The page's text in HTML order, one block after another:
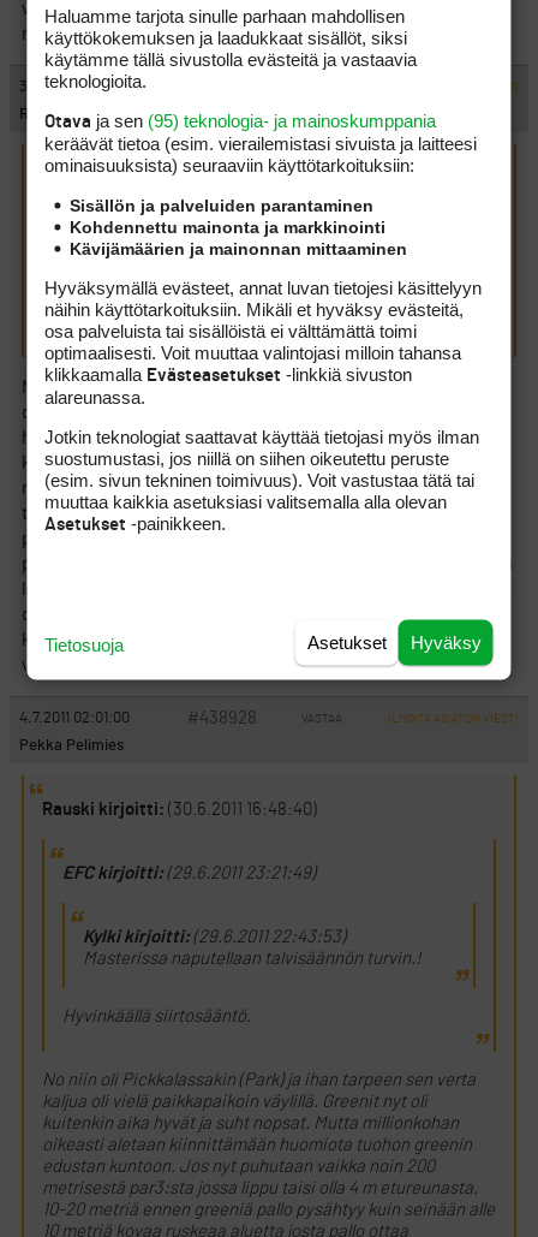
varmaankaan mee kauaakaan kun on vallan erinomainen koska
meitin kenttämesu on sevverta hyvä jätkä.
30.6.2011 19:48:00 ILMOITA ASIATON VIESTI
Rauski
(29.6.2011 23:21:49)
Kylki kirjoitti:(29.6.2011 22:43:53)
Masterissa naputellaan talvisäännön turvin.!
Hyvinkäällä siirtosääntö.
No niin oli Pickkalassakin (Park) ja ihan tarpeen sen verta kaljua
oli vielä paikkapaikoin väylillä. Greenit nyt oli kuitenkin aika
hyvät ja suht nopsat. Mutta millionkohan oikeasti aletaan
kiinnittämään huomiota tuohon greenin edustan kuntoon. Jos
nyt puhutaan vaikka noin 200 metrisestä par3:sta jossa lippu
taisi olla 4 m etureunasta. 10-20 metriä ennen greeniä pallo
pysähtyy kuin seinään alle 10 metriä kovaa ruskeaa aluetta josta
pallo ottaa hitonmoisen pompun ja päätyy noin 15 metrin päähän
onneksi kuitenkin par hyvän putin ansiosta vaikka alamäkeä
koko matka olikin. Onhan se kaikille tietty sama, mutta jotenkin
vaan alkaa tuollaiset harmittamaan jonkun puolesta.
4.7.2011 02:01:00 #438928 VASTAA ILMOITA ASIATON VIESTI
Pekka Pelimies
Rauski kirjoitti: (30.6.2011 16:48:40)
EFC kirjoitti:(29.6.2011 23:21:49)
Kylki kirjoitti:(29.6.2011 22:43:53)
Masterissa naputellaan talvisäännön turvin.!
Hyvinkäällä siirtosääntö.
No niin oli Pickkalassakin (Park) ja ihan tarpeen sen verta
kaljua oli vielä paikkapaikoin väylillä. Greenit nyt oli
kuitenkin aika hyvät ja suht nopsat. Mutta millionkohan
oikeasti aletaan kiinnittämään huomiota tuohon greenin
edustan kuntoon. Jos nyt puhutaan vaikka noin 200
metrisestä par3:sta jossa lippu taisi olla 4 m etureunasta.
10-20 metriä ennen greeniä pallo pysähtyy kuin seinään alle
10 metriä kovaa ruskeaa aluetta josta pallo ottaa
Haluamme tarjota sinulle parhaan mahdollisen
käyttökokemuksen ja laadukkaat sisällöt, siksi
käytämme tällä sivustolla evästeitä ja vastaavia
teknologioita.
Otava ja sen (95) teknologia- ja mainoskumppania
keräävät tietoa (esim. vierailemis­tasi sivuista ja laitteesi
ominaisuuk­sista) seuraaviin käyttötarkoituksiin:
Sisällön ja palveluiden parantaminen
Kohdennettu mainonta ja markkinointi
Kävijämäärien ja mainonnan mittaaminen
Hyväksymällä evästeet, annat luvan tietojesi käsittelyyn
näihin käyttötarkoituksiin. Mikäli et hyväksy evästeitä,
osa palveluista tai sisällöistä ei välttämättä toimi
optimaalisesti. Voit muuttaa valintojasi milloin tahansa
klikkaamalla Evästeasetukset -linkkiä sivuston
alareunassa.
Jotkin teknologiat saattavat käyttää tietojasi myös ilman
suostumustasi, jos niillä on siihen oikeutettu peruste
(esim. sivun tekninen toimivuus). Voit vastustaa tätä tai
muuttaa kaikkia asetuksiasi valitsemalla alla olevan
Asetukset -painikkeen.
Hyväksy
Asetukset
Tietosuoja